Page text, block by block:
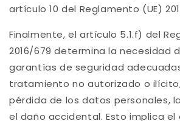
artículo 10 del Reglamento (UE)
Finalmente, el artículo 5.1.f) del
2016/679 determina la necesidad
garantías de seguridad
tratamiento no autorizado o
pérdida de los datos personales,
el daño accidental. Esto implica